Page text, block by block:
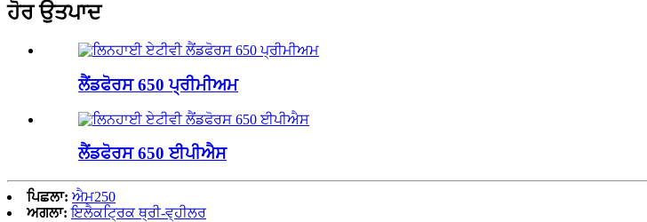
ਹੋਰ ਉਤਪਾਦ
ਲੈਂਡਫੋਰਸ 650 ਪ੍ਰੀਮੀਅਮ
ਲੈਂਡਫੋਰਸ 650 ਈਪੀਐਸ
ਪਿਛਲਾ: ਐਮ250
ਅਗਲਾ: ਇਲੈਕਟ੍ਰਿਕ ਥ੍ਰੀ-ਵ੍ਹੀਲਰ